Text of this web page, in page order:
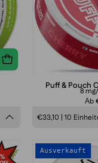
Puff & Pouch
8
Аb
€33,10 | 10
Ausverkauft